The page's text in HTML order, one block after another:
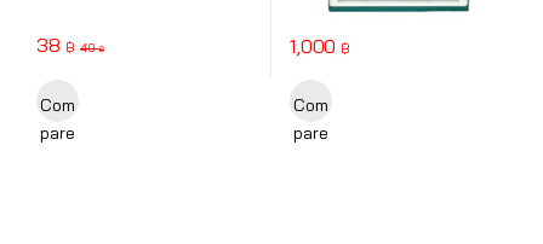
38 ฿ 40฿
This product has multiple variants. The options may be chosen
Com
pare
1,000 ฿
This product has multiple
Com
pare